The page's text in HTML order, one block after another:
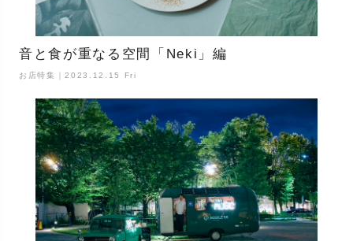
音と食が重なる空間「Neki」編
お店特集｜2023.12.15 Fri